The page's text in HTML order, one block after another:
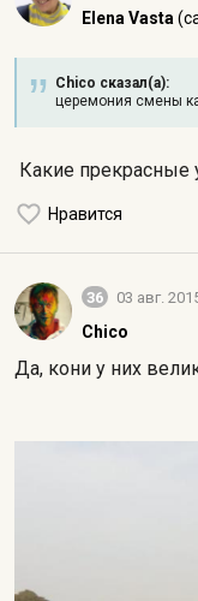
Elena Vasta
Chico сказал(а):
церемония смены
Какие прекрасные
Нравится
36 03 авг.
Chico
Да, кони у них